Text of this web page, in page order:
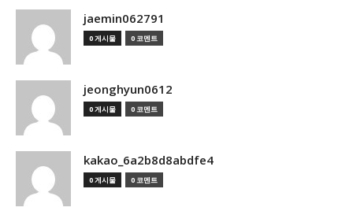
jaemin062791
0 게시물 0 코멘트
jeonghyun0612
0 게시물 0 코멘트
kakao_6a2b8d8abdfe4
0 게시물 0 코멘트